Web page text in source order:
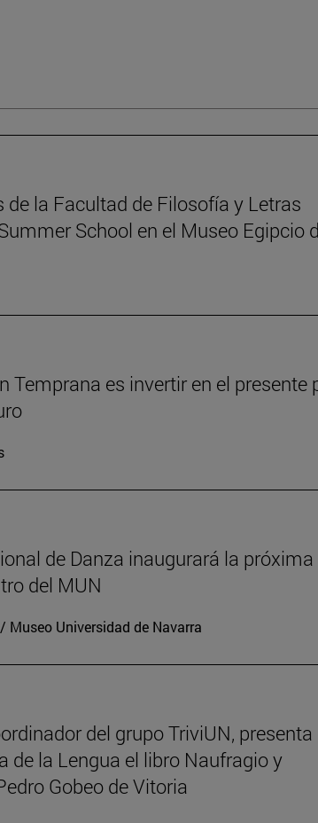
de la Facultad de Filosofía y Letras
School en el Museo Egipcio
Temprana es invertir en el presente
de Danza inaugurará la próxima
del MUN
Museo Universidad de Navarra
del grupo TriviUN, presenta
de la Lengua el libro Naufragio y
Gobeo de Vitoria